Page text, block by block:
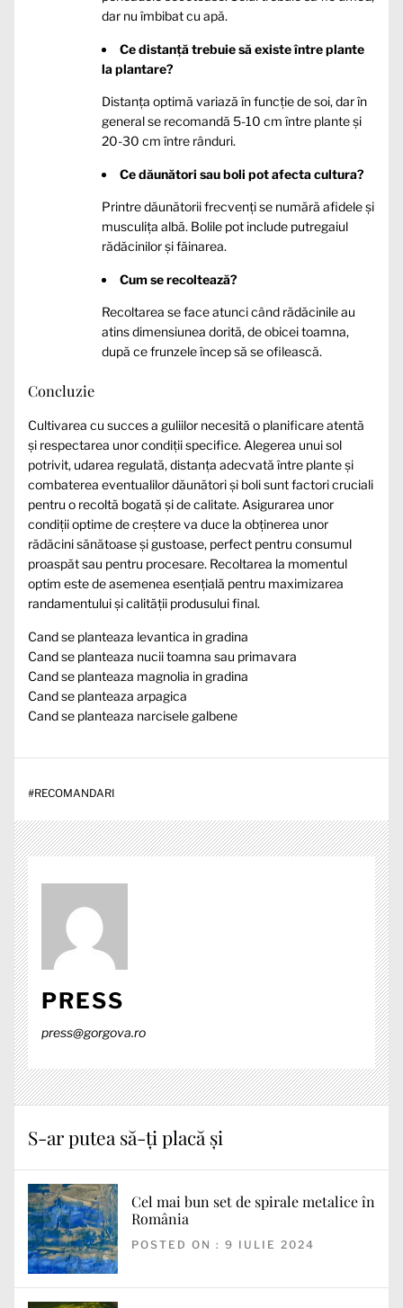
dar nu îmbibat cu apă.
Ce distanță trebuie să existe între plante
la plantare?
Distanța optimă variază în funcție de soi, dar în
general se recomandă 5-10 cm între plante și
20-30 cm între rânduri.
Ce dăunători sau boli pot afecta cultura?
Printre dăunătorii frecvenți se numără afidele și
musculița albă. Bolile pot include putregaiul
rădăcinilor și făinarea.
Cum se recoltează?
Recoltarea se face atunci când rădăcinile au
atins dimensiunea dorită, de obicei toamna,
după ce frunzele încep să se ofilească.
Concluzie
Cultivarea cu succes a guliilor necesită o planificare atentă
și respectarea unor condiții specifice. Alegerea unui sol
potrivit, udarea regulată, distanța adecvată între plante și
combaterea eventualilor dăunători și boli sunt factori cruciali
pentru o recoltă bogată și de calitate. Asigurarea unor
condiții optime de creștere va duce la obținerea unor
rădăcini sănătoase și gustoase, perfect pentru consumul
proaspăt sau pentru procesare. Recoltarea la momentul
optim este de asemenea esențială pentru maximizarea
randamentului și calității produsului final.
Cand se planteaza levantica in gradina
Cand se planteaza nucii toamna sau primavara
Cand se planteaza magnolia in gradina
Cand se planteaza arpagica
Cand se planteaza narcisele galbene
#RECOMANDARI
PRESS
press@gorgova.ro
S-ar putea să-ți placă și
Cel mai bun set de spirale metalice în
România
POSTED ON : 9 IULIE 2024